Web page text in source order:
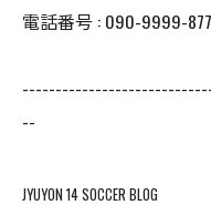
電話番号 : 090-9999-
--
JYUYON 14 SOCCER BLOG